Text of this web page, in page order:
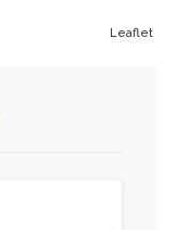
Leaflet